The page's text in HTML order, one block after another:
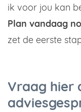
ik voor jou kan
Plan vandaag
zet de eerste
Vraag hier